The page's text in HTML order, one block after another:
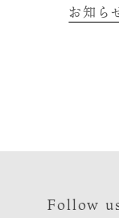
お知ら
Follow